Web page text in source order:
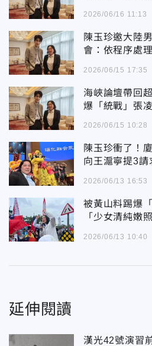
2026/06/16 11:13
陳玉珍邀大陸
會：依程序處理
2026/06/15 17:35
海峽論壇帶回
爆「統戰」張
2026/06/15 10:28
陳玉珍衝了！
向王滬寧提3請
2026/06/13 16:53
被黃山料踢爆
「少女清純嫩
2026/06/13 10:40
延伸閱讀
漢光42號演習